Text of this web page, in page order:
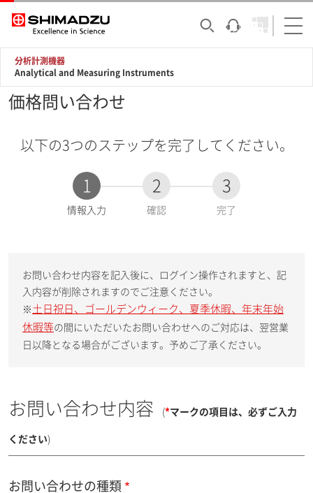
分析計測機器
Analytical and Measuring Instruments
価格問い合わせ
以下の3つのステップを完了してください。
1
現
情報入力
2
確認
3
完了
お問い合わせ内容を記入後に、ログイン操作されますと、記
入内容が削除されますのでご注意ください。
※ 土日祝日、ゴールデンウィーク、夏季休暇、年末年始
休暇等の間にいただいたお問い合わせへのご対応は、翌営業
日以降となる場合がございます。予めご了承ください。
お問い合わせ内容 (*マークの項目は、必ずご入力
ください)
お問い合わせの種類